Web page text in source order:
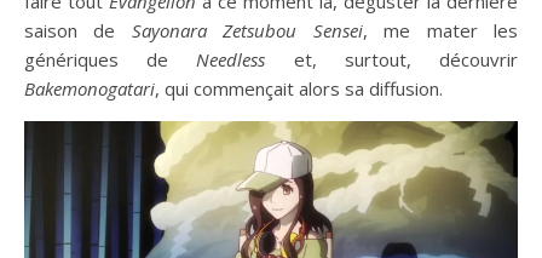
saison de Sayonara Zetsubou Sensei, me mater les
génériques deNeedless et, surtout, découvrir
Bakemonogatari, qui commençait alors sa diffusion.